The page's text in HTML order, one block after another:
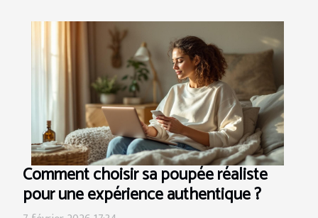
Comment choisir sa poupée réaliste
pour une expérience authentique ?